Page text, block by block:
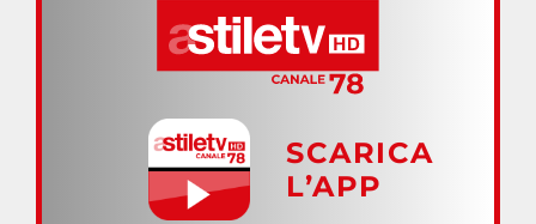
SCARICA
L’APP